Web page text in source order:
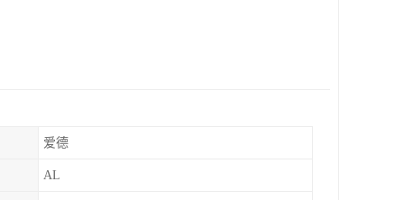
爱德
AL